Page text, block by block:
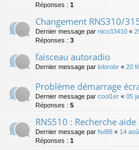
Réponses : 1
Changement RNS310/
Dernier message par nico33410 «
Réponses : 3
faisceau autoradio
Dernier message par lolorobr « 20
Problème démarrage
Dernier message par cool1er « 05
Réponses : 5
RNS510 : Recherche
Dernier message par fwi98 « 14
Réponses : 1